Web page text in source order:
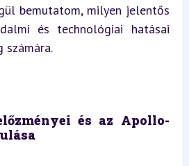
bemutatom, milyen jelentős
és technológiai hatásai
számára.
és az Apollo-